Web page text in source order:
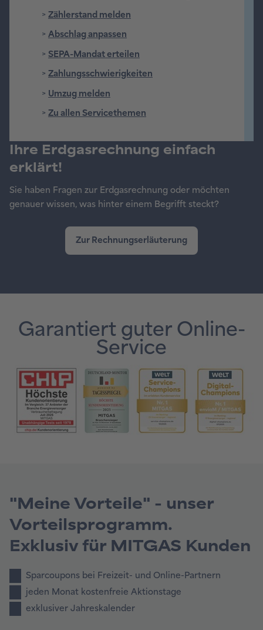
> Zählerstand melden
> Abschlag anpassen
> SEPA-Mandat erteilen
> Zahlungsschwierigkeiten
> Umzug melden
> Zu allen Servicethemen
Ihre Erdgasrechnung einfach
erklärt!
Sie haben Fragen zur Erdgasrechnung oder möchten
genauer wissen, was hinter einem Begrifft steckt?
Garantiert guter Online-
Service
"Meine Vorteile" - unser
Vorteilsprogramm.
Exklusiv für MITGAS Kunden
Sparcoupons bei Freizeit- und Online-Partnern
jeden Monat kostenfreie Aktionstage
exklusiver Jahreskalender